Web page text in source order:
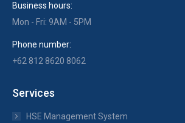
Business hours:
Mon - Fri: 9AM - 5PM
Phone number:
+62 812 8620 8062
Services
HSE Management System